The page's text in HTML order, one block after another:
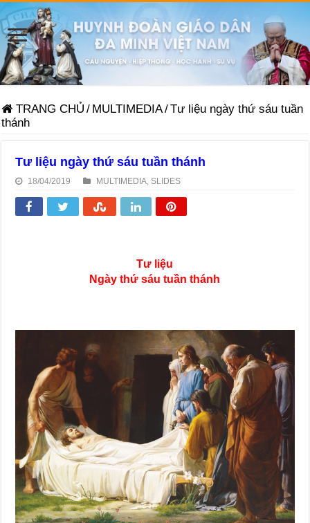
TRANG CHỦ / MULTIMEDIA/Tư liệu ngày thứ sáu tuần
thánh
Tư liệu ngày thứ sáu tuần thánh
18/04/2019 MULTIMEDIA SLIDES
Tư liệu
Ngày thứ sáu tuần thánh